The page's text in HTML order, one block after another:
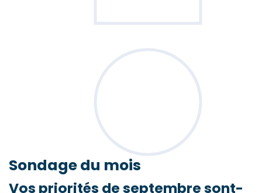
Sondagedu mois
Vos priorités de septembre sont-